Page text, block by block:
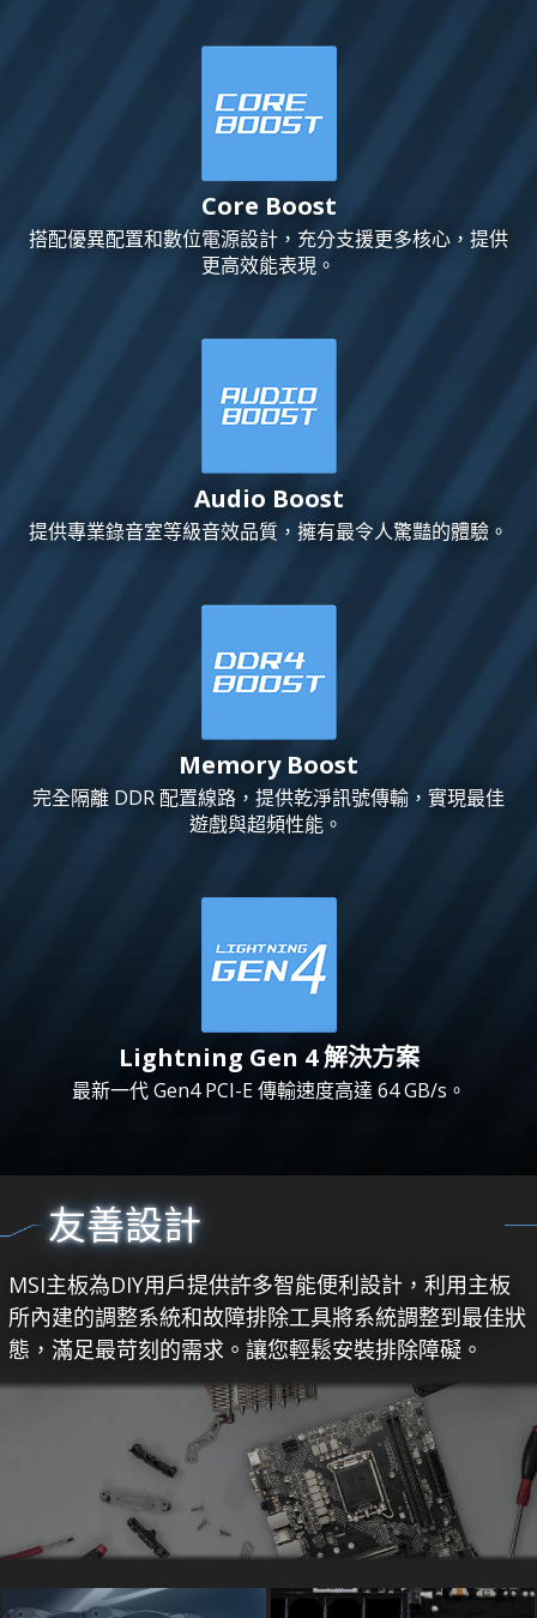
Core Boost
搭配優異配置和數位電源設計，充分支援更多核心，提供
更高效能表現。
Audio Boost
提供專業錄音室等級音效品質，擁有最令人驚豔的體驗。
Memory Boost
完全隔離 DDR 配置線路，提供乾淨訊號傳輸，實現最佳
遊戲與超頻性能。
Lightning Gen 4 解決方案
最新一代 Gen4 PCI-E 傳輸速度高達 64 GB/s。
友善設計
MSI主板為DIY用戶提供許多智能便利設計，利用主板
所內建的調整系統和故障排除工具將系統調整到最佳狀
態，滿足最苛刻的需求。讓您輕鬆安裝排除障礙。